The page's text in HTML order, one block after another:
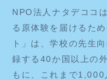
NPO法人ナタデココ
る原体験を届けるた
ト」は、学校の先生
録する40か国以上の
もに、これまで1,000